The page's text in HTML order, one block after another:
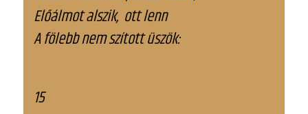
Előálmot alszik, ott lenn
A fölebb nem szított üszök:
15